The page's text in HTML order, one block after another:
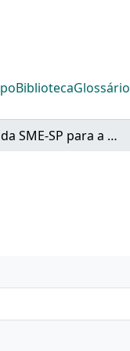
BibliotecaGlossário
Ofício da SME-SP para a Prefeita Luiza Erundina